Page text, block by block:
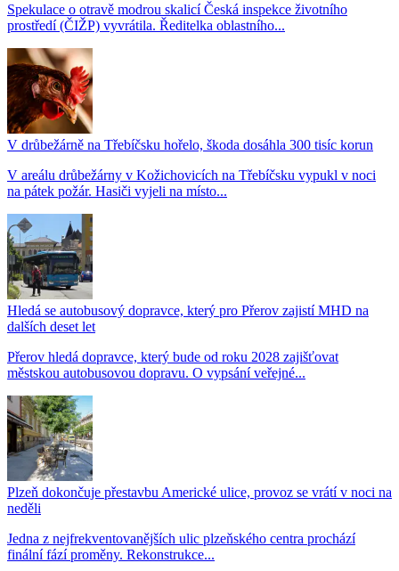
Spekulace o otravě modrou skalicí Česká inspekce životního
prostředí (ČIŽP) vyvrátila. Ředitelka oblastního...
V drůbežárně na Třebíčsku hořelo, škoda dosáhla 300 tisíc korun
V areálu drůbežárny v Kožichovicích na Třebíčsku vypukl v noci
na pátek požár. Hasiči vyjeli na místo...
Hledá se autobusový dopravce, který pro Přerov zajistí MHD na
dalších deset let
Přerov hledá dopravce, který bude od roku 2028 zajišťovat
městskou autobusovou dopravu. O vypsání veřejné...
Plzeň dokončuje přestavbu Americké ulice, provoz se vrátí v noci na
neděli
Jedna z nejfrekventovanějších ulic plzeňského centra prochází
finální fází proměny. Rekonstrukce...